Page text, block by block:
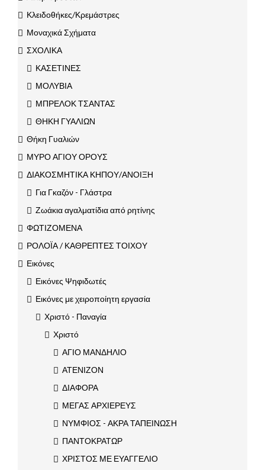
Κλειδοθήκες/Κρεμάστρες
Μοναχικά Σχήματα
ΣΧΟΛΙΚΑ
ΚΑΣΕΤΙΝΕΣ
ΜΟΛΥΒΙΑ
ΜΠΡΕΛΟΚ ΤΣΑΝΤΑΣ
ΘΗΚΗ ΓΥΑΛΙΩΝ
Θήκη Γυαλιών
ΜΥΡΟ ΑΓΙΟΥ ΟΡΟΥΣ
ΔΙΑΚΟΣΜΗΤΙΚΑ ΚΗΠΟΥ/ΑΝΟΙΞΗ
Για Γκαζόν - Γλάστρα
Ζωάκια αγαλματίδια από ρητίνης
ΦΩΤΙΖΟΜΕΝΑ
ΡΟΛΟΪΑ / ΚΑΘΡΕΠΤΕΣ ΤΟΙΧΟΥ
Εικόνες
Εικόνες Ψηφιδωτές
Εικόνες με χειροποίητη εργασία
Χριστό - Παναγία
Χριστό
ΑΓΙΟ ΜΑΝΔΗΛΙΟ
ΑΤΕΝΙΖΟΝ
ΔΙΑΦΟΡΑ
ΜΕΓΑΣ ΑΡΧΙΕΡΕΥΣ
ΝΥΜΦΙΟΣ - ΑΚΡΑ ΤΑΠΕΙΝΩΣΗ
ΠΑΝΤΟΚΡΑΤΩΡ
ΧΡΙΣΤΟΣ ΜΕ ΕΥΑΓΓΕΛΙΟ